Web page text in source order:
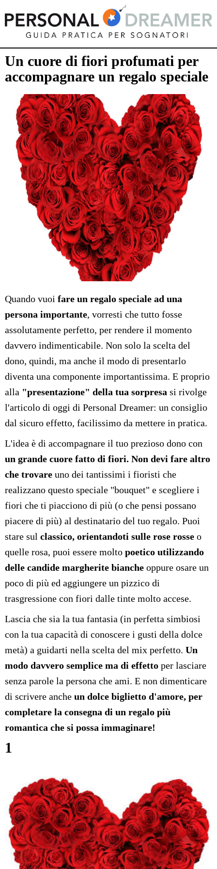
Un cuore di fiori profumati per
accompagnare un regalo speciale
Quando vuoi fare un regalo speciale ad una
persona importante, vorresti che tutto fosse
assolutamente perfetto, per rendere il momento
davvero indimenticabile. Non solo la scelta del
dono, quindi, ma anche il modo di presentarlo
diventa una componente importantissima. E proprio
alla "presentazione" della tua sorpresa si rivolge
l'articolo di oggi di Personal Dreamer: un consiglio
dal sicuro effetto, facilissimo da mettere in pratica.
L'idea è di accompagnare il tuo prezioso dono con
un grande cuore fatto di fiori. Non devi fare altro
che trovare uno dei tantissimi i fioristi che
realizzano questo speciale "bouquet" e scegliere i
fiori che ti piacciono di più (o che pensi possano
piacere di più) al destinatario del tuo regalo. Puoi
stare sul classico, orientandoti sulle rose rosse o
quelle rosa, puoi essere molto poetico utilizzando
delle candide margherite bianche oppure osare un
poco di più ed aggiungere un pizzico di
trasgressione con fiori dalle tinte molto accese.
Lascia che sia la tua fantasia (in perfetta simbiosi
con la tua capacità di conoscere i gusti della dolce
metà) a guidarti nella scelta del mix perfetto. Un
modo davvero semplice ma di effetto per lasciare
senza parole la persona che ami. E non dimenticare
di scrivere anche un dolce biglietto d'amore, per
completare la consegna di un regalo più
romantica che si possa immaginare!
1